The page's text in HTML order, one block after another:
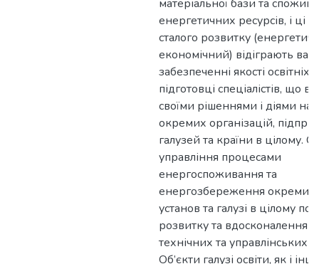
матеріальної бази та
енергетичних ресурсів, і ці
сталого розвитку
економічний) відіграють
забезпеченні якості освітніх
підготовці спеціалістів, що
своїми рішеннями і діями на
окремих організацій,
галузей та країни в цілому.
управління процесами
енергоспоживання та
енергозбереження окремих
установ та галузі в цілому
розвитку та вдосконалення
технічних та управлінських
Об’єкти галузі освіти, як і